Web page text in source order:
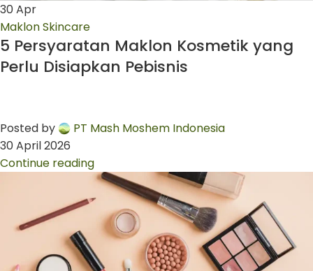
30Apr
Maklon Skincare
5 Persyaratan Maklon Kosmetik yang
Perlu Disiapkan Pebisnis
Posted by
PT Mash Moshem Indonesia
30 April 2026
Continue reading